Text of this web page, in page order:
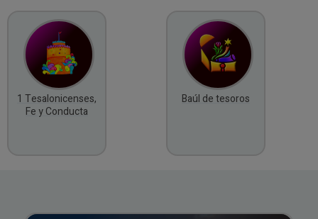
1 Tesalonicenses,
Fe y Conducta
Baúl de tesoros